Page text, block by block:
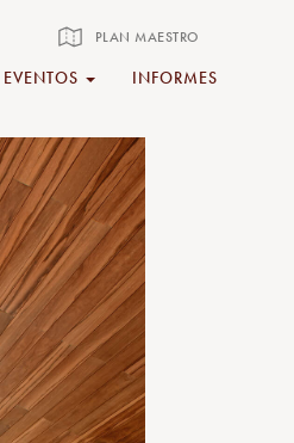
PLAN MAESTRO
EVENTOS INFORMES